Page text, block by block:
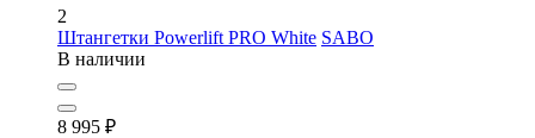
2
Штангетки Powerlift PRO White SABO
В наличии
8 995 ₽